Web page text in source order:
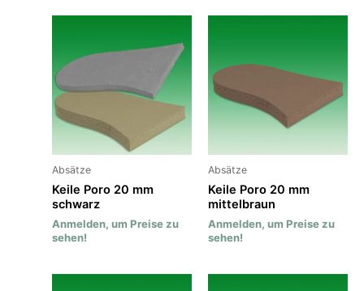
Absätze
Keile Poro 20 mm
schwarz
Anmelden, um Preise zu
sehen!
Absätze
Keile Poro 20 mm
mittelbraun
Anmelden, um Preise zu
sehen!